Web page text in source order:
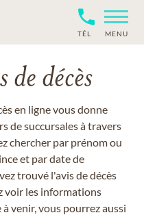
TÉL MENU
décès
en ligne vous donne
de succursales à travers
chercher par prénom ou
et par date de
trouvé l'avis de décès
voir les informations
venir, vous pourrez aussi